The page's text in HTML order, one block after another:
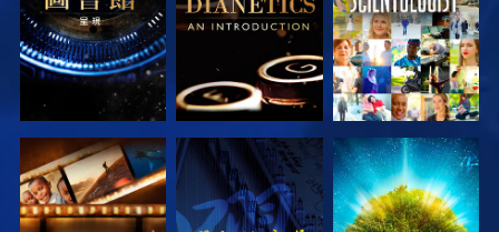
探索系列節目 觀看 探索系列節目